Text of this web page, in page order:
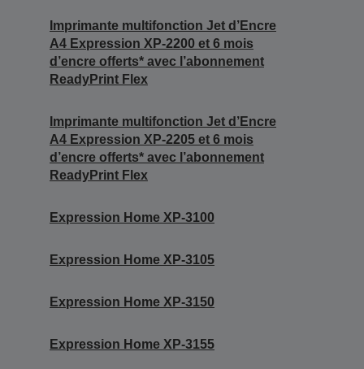
Imprimante multifonction Jet d’Encre
A4 Expression XP-2200 et 6 mois
d’encre offerts* avec l’abonnement
ReadyPrint Flex
Imprimante multifonction Jet d’Encre
A4 Expression XP-2205 et 6 mois
d’encre offerts* avec l’abonnement
ReadyPrint Flex
Expression Home XP-3100
Expression Home XP-3105
Expression Home XP-3150
Expression Home XP-3155